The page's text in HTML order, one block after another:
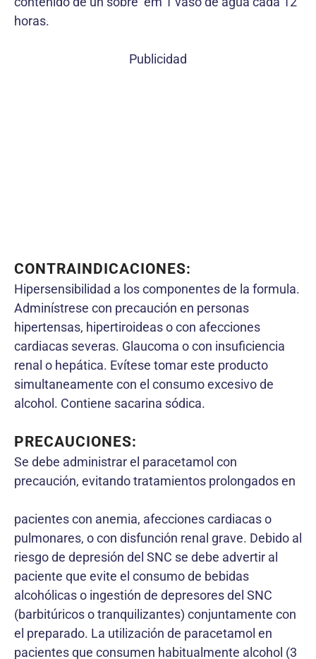
horas.
Publicidad
CONTRAINDICACIONES:
Hipersensibilidad a los componentes de la formula.
Adminístrese con precaución en personas
hipertensas, hipertiroideas o con afecciones
cardiacas severas. Glaucoma o con insuficiencia
renal o hepática. Evítese tomar este producto
simultaneamente con el consumo excesivo de
alcohol. Contiene sacarina sódica.
PRECAUCIONES:
Se debe administrar el paracetamol con
precaución, evitando tratamientos prolongados en
pacientes con anemia, afecciones cardiacas o
pulmonares, o con disfunción renal grave. Debido al
riesgo de depresión del SNC se debe advertir al
paciente que evite el consumo de bebidas
alcohólicas o ingestión de depresores del SNC
(barbitúricos o tranquilizantes) conjuntamente con
el preparado. La utilización de paracetamol en
pacientes que consumen habitualmente alcohol (3